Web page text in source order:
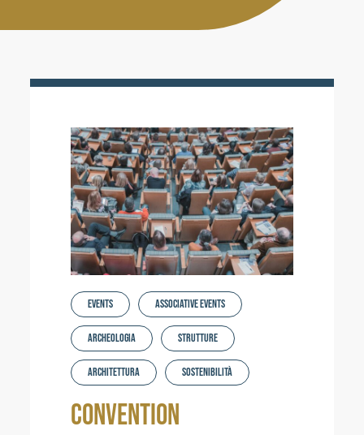
Events Associative events
Archeologia Strutture
Architettura Sostenibilità
CONVENTION